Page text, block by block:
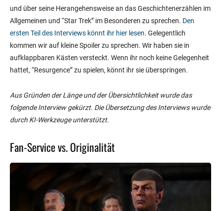
und über seine Herangehensweise an das Geschichtenerzählen im
Allgemeinen und “Star Trek” im Besonderen zu sprechen. Den
ersten Teil des Interviews könnt ihr hier lesen. Gelegentlich
kommen wir auf kleine Spoiler zu sprechen. Wir haben sie in
aufklappbaren Kästen versteckt. Wenn ihr noch keine Gelegenheit
hattet, “Resurgence” zu spielen, könnt ihr sie überspringen.
Aus Gründen der Länge und der Übersichtlichkeit wurde das
folgende Interview gekürzt. Die Übersetzung des Interviews wurde
durch KI-Werkzeuge unterstützt.
Fan-Service vs. Originalität